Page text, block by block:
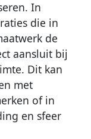
In
die in
de
aansluit bij
Dit kan
met
of in
en sfeer